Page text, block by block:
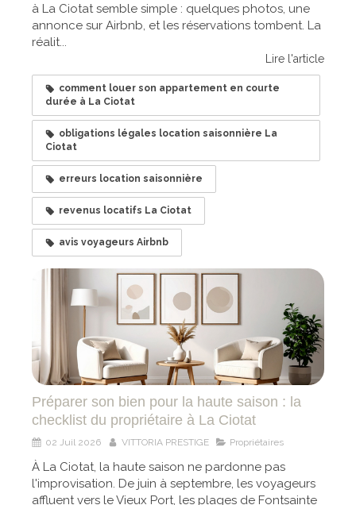
à La Ciotat semble simple : quelques photos, une
annonce sur Airbnb, et les réservations tombent. La
réalit...
Lire l'article
comment louer son appartement en courte
durée à La Ciotat
obligations légales location saisonnière La
Ciotat
erreurs location saisonnière
revenus locatifs La Ciotat
avis voyageurs Airbnb
Préparer son bien pour la haute saison : la
checklist du propriétaire à La Ciotat
02 Juil 2026 VITTORIA PRESTIGE Propriétaires
À La Ciotat, la haute saison ne pardonne pas
l'improvisation. De juin à septembre, les voyageurs
affluent vers le Vieux Port, les plages de Fontsainte